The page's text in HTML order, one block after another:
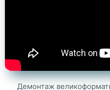
Демонтаж